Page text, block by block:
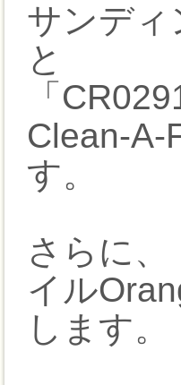
サンディ
と
「
Clean-A-
す。
さらに
イル
します。